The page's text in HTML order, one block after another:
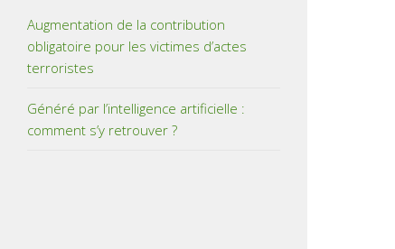
Augmentation de la contribution
obligatoire pour les victimes d’actes
terroristes
Généré par l’intelligence artificielle :
comment s’y retrouver ?